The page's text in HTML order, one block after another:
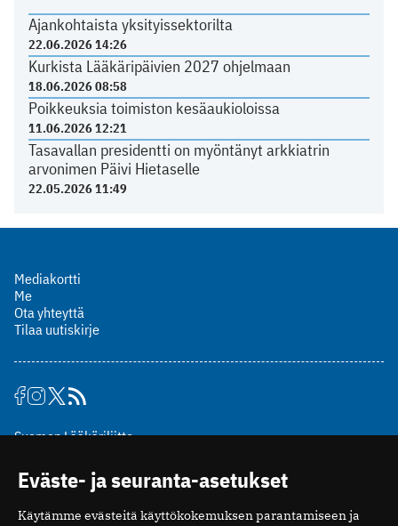
Ajankohtaista yksityissektorilta
22.06.2026 14:26
Kurkista Lääkäripäivien 2027 ohjelmaan
18.06.2026 08:58
Poikkeuksia toimiston kesäaukioloissa
11.06.2026 12:21
Tasavallan presidentti on myöntänyt arkkiatrin
arvonimen Päivi Hietaselle
22.05.2026 11:49
Mediakortti
Me
Ota yhteyttä
Tilaa uutiskirje
Suomen Lääkäriliitto
00510 Helsinki
puh. (09) 393 091
toimitus@potilaanlaakarilehti.fi
Eväste- ja seuranta-asetukset
Käytämme evästeitä käyttökokemuksen parantamiseen ja